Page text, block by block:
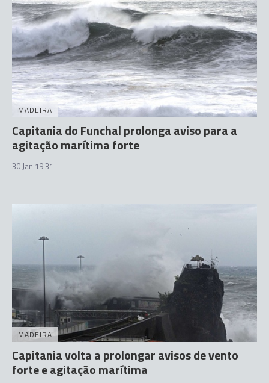
MADEIRA
Capitania do Funchal prolonga aviso para a
agitação marítima forte
30 Jan 19:31
MADEIRA
Capitania volta a prolongar avisos de vento
forte e agitação marítima